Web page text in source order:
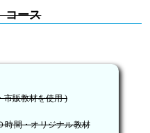
コース
市販教材を使用 )
時間・オリジナル教材